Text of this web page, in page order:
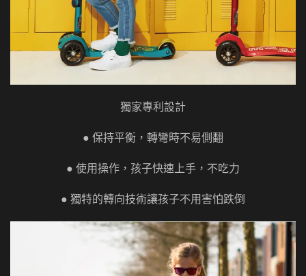
獨家專利設計
● 保持平衡，轉彎時不易側翻
● 使用操作，孩子快速上手，不吃力
● 獨特的轉向技術讓孩子不用害怕跌倒